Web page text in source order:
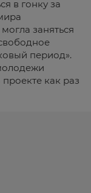
в гонку за
заняться
период».
как раз